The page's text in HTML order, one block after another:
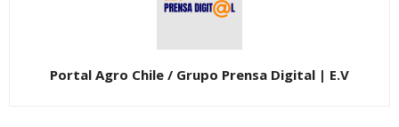
Portal Agro Chile / Grupo Prensa Digital | E.V